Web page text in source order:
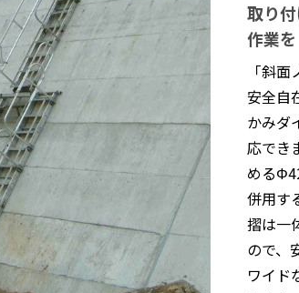
取り
作業
「斜
安全自
かみダ
応でき
める
併用す
摺は一
ので、
ワイド